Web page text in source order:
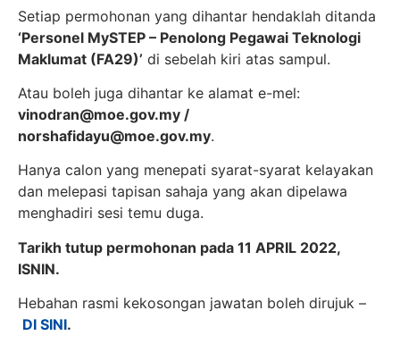
Setiap permohonan yang dihantar hendaklah ditanda
‘Personel MySTEP – Penolong Pegawai Teknologi
Maklumat (FA29)’ di sebelah kiri atas sampul.
Atau boleh juga dihantar ke alamat e-mel:
vinodran@moe.gov.my /
norshafidayu@moe.gov.my.
Hanya calon yang menepati syarat-syarat kelayakan
dan melepasi tapisan sahaja yang akan dipelawa
menghadiri sesi temu duga.
Tarikh tutup permohonan pada 11 APRIL 2022,
ISNIN.
Hebahan rasmi kekosongan jawatan boleh dirujuk –
DI SINI.